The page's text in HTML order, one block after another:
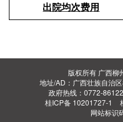
出院均次费用
版权所有 广西柳
地址/AD：广西壮族自治
政府热线：0772-
桂ICP备 10201727-1
网站标识